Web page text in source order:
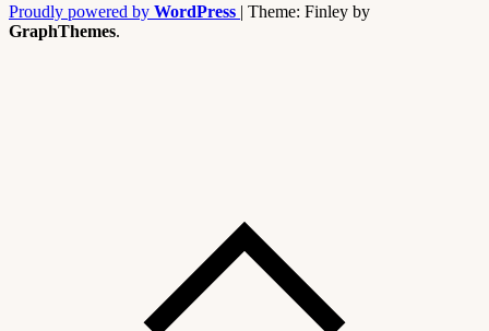
Proudly powered by WordPress | Theme: Finley by
GraphThemes.